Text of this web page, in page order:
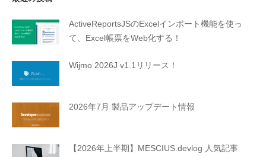
ActiveReportsJSのExcelインポート機能を使っ
て、Excel帳票をWeb化する！
Wijmo 2026J v1.1リリース！
2026年7月 製品アップデート情報
【2026年上半期】MESCIUS.devlog 人気記事